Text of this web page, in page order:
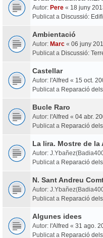
Autor: Pere « 18 juny
Publicat a Discussió:
Ambientació
Autor: Marc « 06 juny
Publicat a Discussió:
Castellar
Autor: l'Alfred « 15 oct.
Publicat a Reparació
Bucle Raro
Autor: l'Alfred « 04 abr.
Publicat a Reparació
La lira. Mostre de la
Autor:
Publicat a Reparació
N. Sant Andreu
Autor:
Publicat a Reparació
Algunes idees
Autor: l'Alfred « 31 ago.
Publicat a Reparació